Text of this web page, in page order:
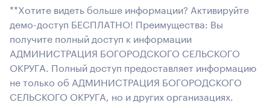
**Хотите видеть больше информации? Активируйте
демо-доступ БЕСПЛАТНО! Преимущества: Вы
получите полный доступ к информации
АДМИНИСТРАЦИЯ БОГОРОДСКОГО СЕЛЬСКОГО
ОКРУГА. Полный доступ предоставляет информацию
не только об АДМИНИСТРАЦИЯ БОГОРОДСКОГО
СЕЛЬСКОГО ОКРУГА, но и других организациях.